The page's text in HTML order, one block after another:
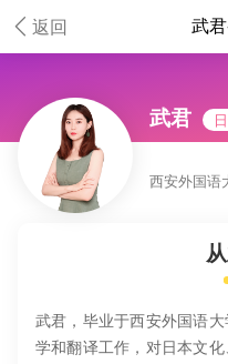
 返回 武
武君
西安外国语
武君，毕业于西安外国语
学和翻译工作，对日本文